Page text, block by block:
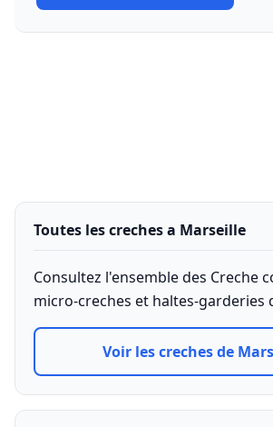
Toutes les creches a Marseille
Consultez l'ensemble des Creche
micro-creches et haltes-garderies
Voir les creches de